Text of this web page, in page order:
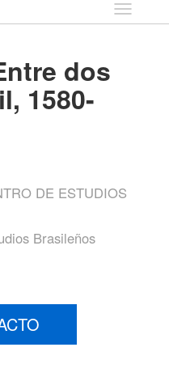
Idioma
dos
1580-
DE ESTUDIOS
Brasileños